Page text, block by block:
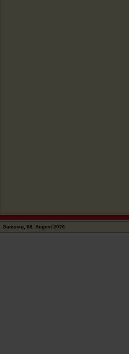
Samstag, 08. August 2026